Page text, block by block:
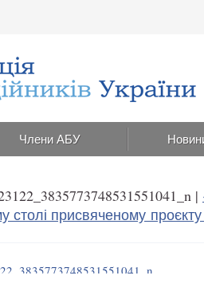
Члени АБУ
|
столі присвяченому